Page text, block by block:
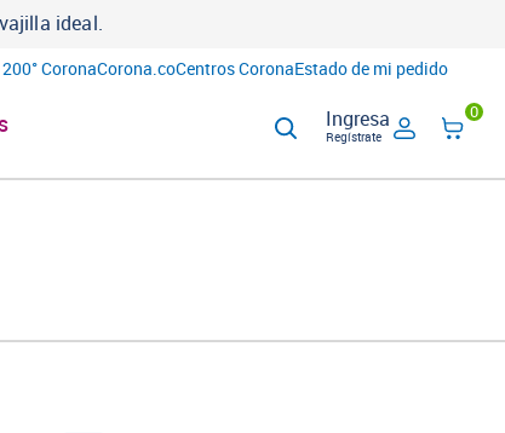
ideal.
CoronaCorona.coCentros CoronaEstado de mi pedido
Ingresa
Regístrate
0